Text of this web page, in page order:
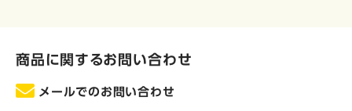
商品に関するお問い合わせ
メールでのお問い合わせ